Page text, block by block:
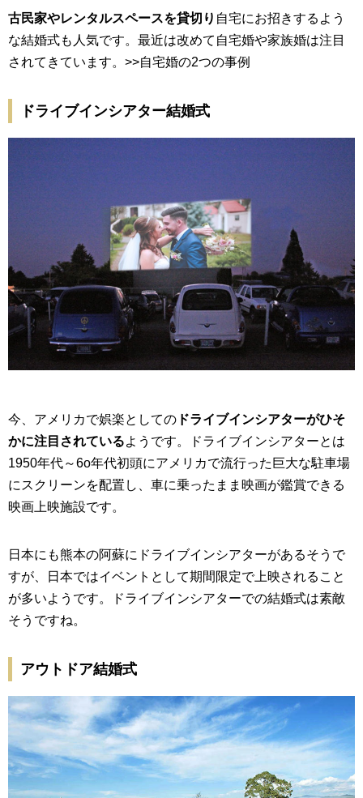
古民家やレンタルスペースを貸切り 自宅にお招きするよう
な結婚式も人気です。最近は改めて自宅婚や家族婚は注目
されてきています。 >>自宅婚の2つの事例
ドライブインシアター結婚式
今、アメリカで娯楽としての ドライブインシアターがひそ
かに注目されているようです。ドライブインシアターとは
1950年代～6o年代初頭にアメリカで流行った巨大な駐車場
にスクリーンを配置し、車に乗ったまま映画が鑑賞できる
映画上映施設です。
日本にも熊本の阿蘇にドライブインシアターがあるそうで
すが、日本ではイベントとして期間限定で上映されること
が多いようです。ドライブインシアターでの結婚式は素敵
そうですね。
アウトドア結婚式